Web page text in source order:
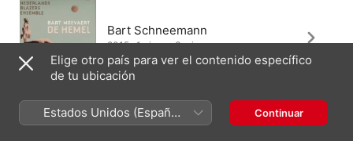
Bart Schneemann
2015 · 1 pieza · 3 min
Elige otro país para ver el contenido específico
de tu ubicación
Estados Unidos (Español
México)
Continuar